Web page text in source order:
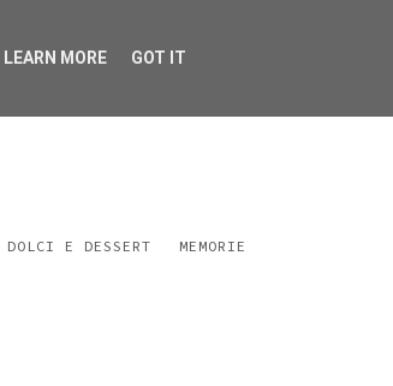
DOLCI E DESSERT MEMORIE
LEARN MORE GOT IT